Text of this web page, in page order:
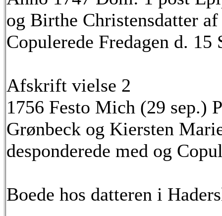
og Birthe Christensdatter
Copulerede Fredagen d. 15
Afskrift vielse 2
1756 Festo Mich (29 sep.)
Grønbeck og Kiersten
desponderede med og
Boede hos datteren i